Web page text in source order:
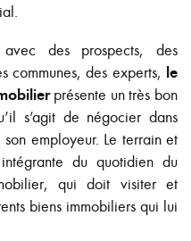
des prospects, des
communes, des experts, le
présente un très bon
s’agit de négocier dans
employeur. Le terrain et
du quotidien du
qui doit visiter et
biens immobiliers qui lui